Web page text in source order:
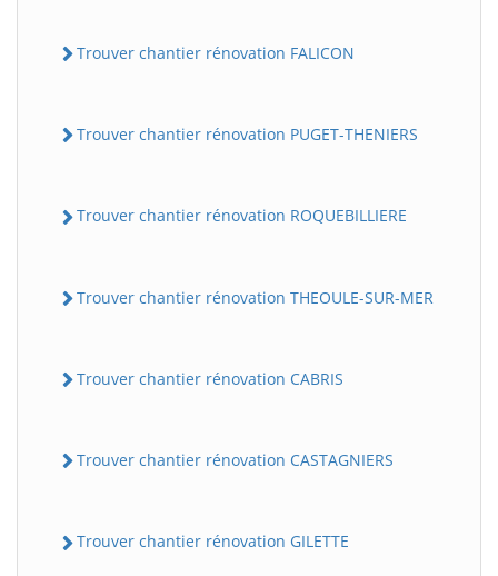
Trouver chantier rénovation FALICON
Trouver chantier rénovation PUGET-THENIERS
Trouver chantier rénovation ROQUEBILLIERE
Trouver chantier rénovation THEOULE-SUR-MER
Trouver chantier rénovation CABRIS
Trouver chantier rénovation CASTAGNIERS
Trouver chantier rénovation GILETTE